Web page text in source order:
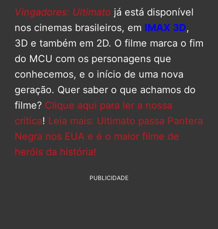
Vingadores: Ultimato já está disponível
nos cinemas brasileiros, em IMAX 3D,
3D e também em 2D. O filme marca o fim
do MCU com os personagens que
conhecemos, e o início de uma nova
geração. Quer saber o que achamos do
filme? Clique aqui para ler a nossa
crítica! Leia mais: Ultimato passa Pantera
Negra nos EUA e é o maior filme de
heróis da história!
PUBLICIDADE